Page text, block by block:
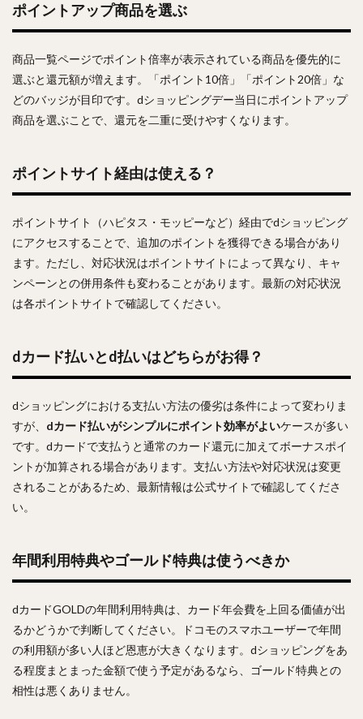
ポイントアップ商品を選ぶ
商品一覧ページでポイント倍率が表示されている商品を優先的に
選ぶと還元額が増えます。「ポイント10倍」「ポイント20倍」な
どのバッジが目印です。dショッピングデー当日にポイントアップ
商品を選ぶことで、還元を二重に受けやすくなります。
ポイントサイト経由は使える？
ポイントサイト（ハピタス・モッピーなど）経由でdショッピング
にアクセスすることで、追加のポイントを獲得できる場合があり
ます。ただし、対応状況はポイントサイトによって異なり、キャ
ンペーンとの併用条件も変わることがあります。最新の対応状況
は各ポイントサイトで確認してください。
dカード払いとd払いはどちらがお得？
dショッピングにおける支払い方法の優劣は条件によって変わりま
すが、 dカード払いがシンプルにポイント効率がよいケースが多い
です。dカードで支払うと通常のカード還元に加えてボーナスポイ
ントが加算される場合があります。支払い方法や対応状況は変更
されることがあるため、最新情報は公式サイトで確認してくださ
い。
年間利用特典やゴールド特典は使うべきか
dカードGOLDの年間利用特典は、カード年会費を上回る価値が出
るかどうかで判断してください。ドコモのスマホユーザーで年間
の利用額が多い人ほど恩恵が大きくなります。dショッピングをあ
る程度まとまった金額で使う予定があるなら、ゴールド特典との
相性は悪くありません。